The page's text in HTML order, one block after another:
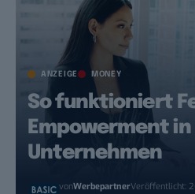
ANZEIGE MONEY
So funktioniert
Empowerment in
Unternehmen
vonWerbepartnerVeröffentlicht: